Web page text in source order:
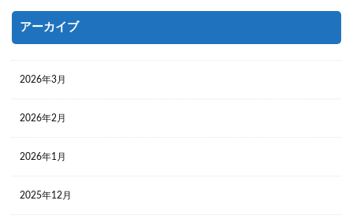
アーカイブ
2026年3月
2026年2月
2026年1月
2025年12月